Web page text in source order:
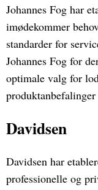
Johannes Fog har
imødekommer
standarder for
Johannes Fog for
optimale valg for
produktanbefalinger
Davidsen
Davidsen har
professionelle og